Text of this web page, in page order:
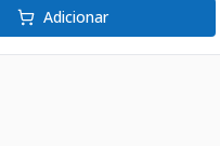
Adicionar